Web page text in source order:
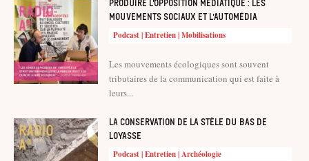
Produire l’opposition médiatique : les
mouvements sociaux et l’automédia
Podcast | Entretien | Mobilisations
Les mouvements écologiques sont souvent
tributaires de la communication qui est faite à
leurs...
La conservation de la stèle du Bas de
Loyasse
Podcast | Entretien | Archéologie